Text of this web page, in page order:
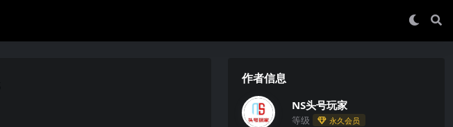
作者信息
NS头号玩家
等级 永久会员